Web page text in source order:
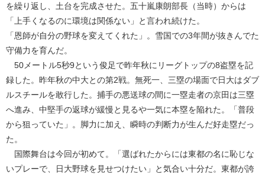
を繰り返し、土台を完成させた。五十嵐康朗部長（当時）からは
「上手くなるのに環境は関係ない」と言われ続けた。
「恩師が自分の野球を変えてくれた」。雪国での3年間が抜きんでた
守備力を育んだ。
50メートル5秒9という俊足で昨年秋にリーグトップの8盗塁を記
録した。昨年秋の中大との第2戦。無死一、三塁の場面で日大はダブ
ルスチールを敢行した。捕手の悪送球の間に一塁走者の京田は三塁
へ進み、中堅手の返球が緩慢と見るや一気に本塁を陥れた。「普段
から狙っていた」。脚力に加え、瞬時の判断力が生んだ好走塁だっ
た。
国際舞台は今回が初めて。「選ばれたからには東都の名に恥じな
いプレーで、日大野球を見せつけたい」と気合い十分だ。東都が誇